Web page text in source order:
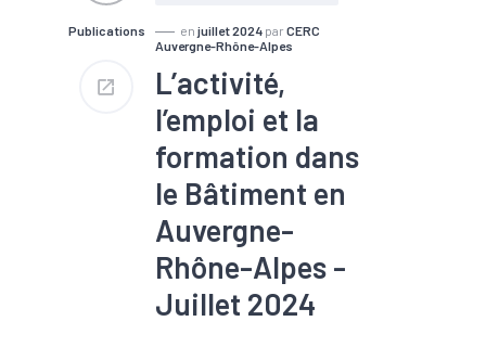
Publications en juillet 2024 par CERC
Auvergne-Rhône-Alpes
L’activité,
l’emploi et la
formation dans
le Bâtiment en
Auvergne-
Rhône-Alpes -
Juillet 2024